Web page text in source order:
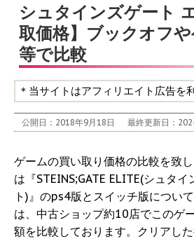
シュタインズゲート
取価格】ブックオフ
等で比較
＊当サイトはアフィリエイト広告を
公開日：2018年9月18日 最終更新日：
ゲームの買い取り価格の比較を致
は『STEINS;GATE ELITE(シュタ
ト)』のps4版とスイッチ版につい
は、中古ショップ約10店でこのゲ
額を比較しております。クリアし